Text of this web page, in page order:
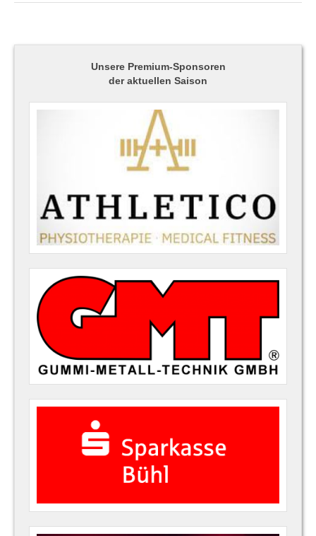
Unsere Premium-Sponsoren
der aktuellen Saison